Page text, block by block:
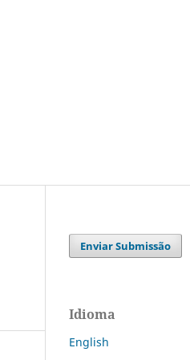
Enviar Submissão
Idioma
English